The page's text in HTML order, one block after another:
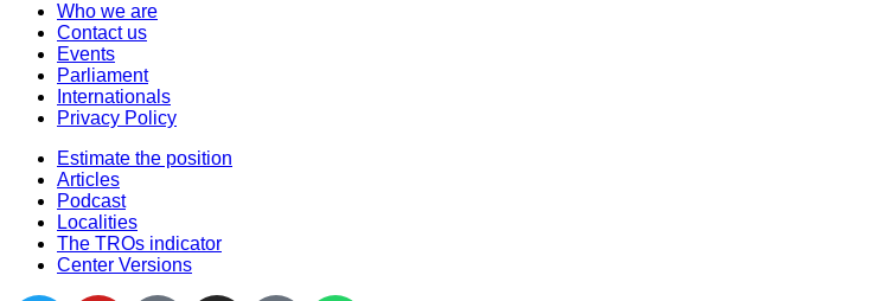
Who we are
Contact us
Events
Parliament
Internationals
Privacy Policy
Estimate the position
Articles
Podcast
Localities
The TROs indicator
Center Versions